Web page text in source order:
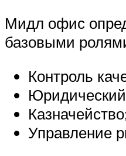
Мидл офис
базовыми
Контроль
Управление